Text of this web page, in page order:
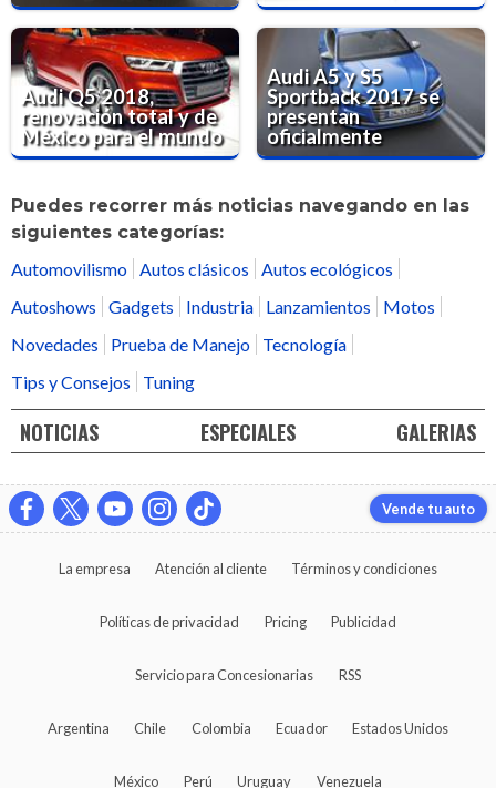
Audi Q5 2018,
renovación total y de
México para el mundo
Audi A5 y S5
Sportback 2017 se
presentan
oficialmente
Puedes recorrer más noticias navegando en las
siguientes categorías:
Automovilismo Autos clásicos
Autos ecológicos
Autoshows
Gadgets Industria Lanzamientos
Motos
Novedades
Prueba de Manejo
Tecnología
Tips y Consejos
Tuning
NOTICIAS ESPECIALES GALERIAS
Vende tu auto
La empresa Atención al cliente Términos y condiciones
Políticas de privacidad Pricing Publicidad
Servicio para Concesionarias RSS
Argentina Chile Colombia Ecuador Estados Unidos
México Perú Uruguay Venezuela